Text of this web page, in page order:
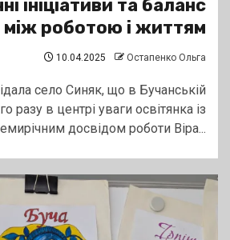
ініціативи та баланс
між роботою і життям
10.04.2025 Остапенко Ольга
село Синяк, що в Бучанській
разу в центрі уваги освітянка із
досвідом роботи Віра...